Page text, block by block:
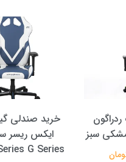
خرید صندلی
ایکس ریسر
G Series